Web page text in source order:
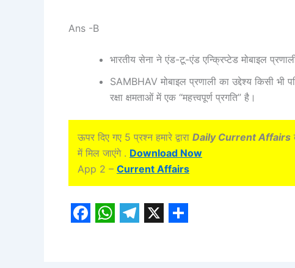
Ans -B
भारतीय सेना ने एंड-टू-एंड एन्क्रिप्टेड मोबाइल
SAMBHAV मोबाइल प्रणाली का उद्देश्य किसी भी
रक्षा क्षमताओं में एक “महत्त्वपूर्ण प्रगति” है।
ऊपर दिए गए 5 प्रश्न हमारे द्वारा Daily Current Affairs
में मिल जाएंगे . Download Now
App 2 – Current Affairs